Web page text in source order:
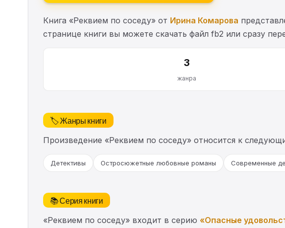
Книга «Реквием по соседу» от Ирина Комарова
странице книги вы можете скачать файл fb2 или сразу
3
жанра
🏷️ Жанры книги
Произведение «Реквием по соседу» относится к
Детективы Остросюжетные любовные романы Современные
📚 Серия книги
«Реквием по соседу» входит в серию «Опасные